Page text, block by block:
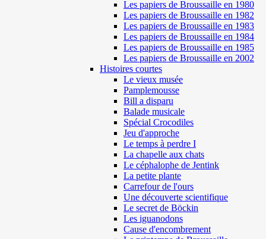
Les papiers de Broussaille en 1980
Les papiers de Broussaille en 1982
Les papiers de Broussaille en 1983
Les papiers de Broussaille en 1984
Les papiers de Broussaille en 1985
Les papiers de Broussaille en 2002
Histoires courtes
Le vieux musée
Pamplemousse
Bill a disparu
Balade musicale
Spécial Crocodiles
Jeu d'approche
Le temps à perdre I
La chapelle aux chats
Le céphalophe de Jentink
La petite plante
Carrefour de l'ours
Une découverte scientifique
Le secret de Böckin
Les iguanodons
Cause d'encombrement